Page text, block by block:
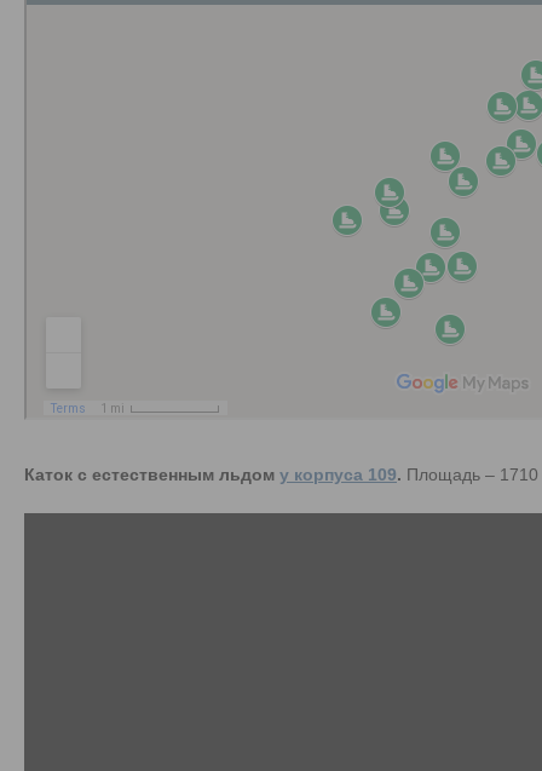
Каток с естественным льдом у корпуса 109. Площадь – 1710